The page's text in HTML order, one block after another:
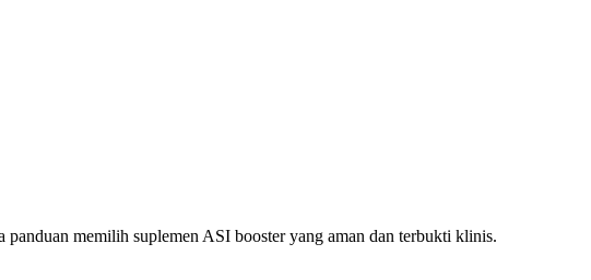
memilih suplemen ASI booster yang aman dan terbukti klinis.